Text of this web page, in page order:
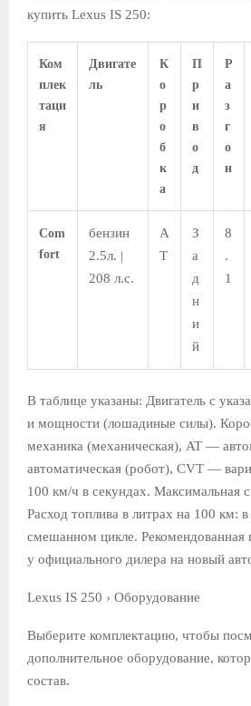
купить Lexus IS 250:
Ком
плек
таци
я
Двигате
ль
К
о
р
о
б
к
а
П
р
и
в
о
д
Р
а
з
г
о
н
Com
fort
бензин
2.5л. |
208 л.с.
A
T
З
а
д
н
и
й
8
.
1
В таблице указаны: Двигатель с
и мощности (лошадиные силы).
механика (механическая), AT —
автоматическая (робот), CVT —
100 км/ч в секундах. Максимальная
Расход топлива в литрах на 100 км:
смешанном цикле. Рекомендованная
у официального дилера на новый
Lexus IS 250 › Оборудование
Выберите комплектацию, чтобы
дополнительное оборудование,
состав.